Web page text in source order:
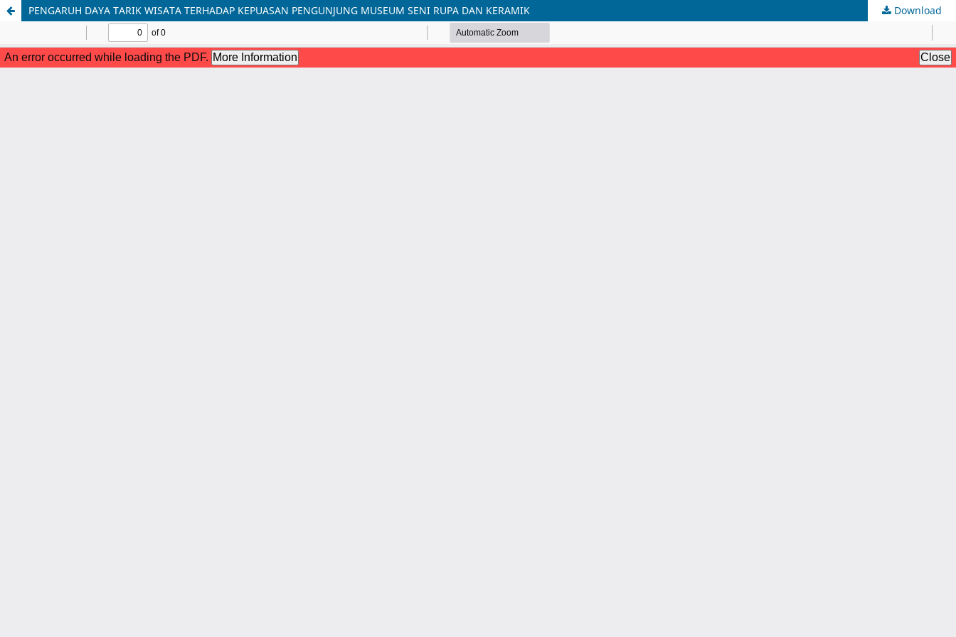
PENGARUH DAYA TARIK WISATA TERHADAP KEPUASAN PENGUNJUNG MUSEUM SENI RUPA DAN KERAMIK Download